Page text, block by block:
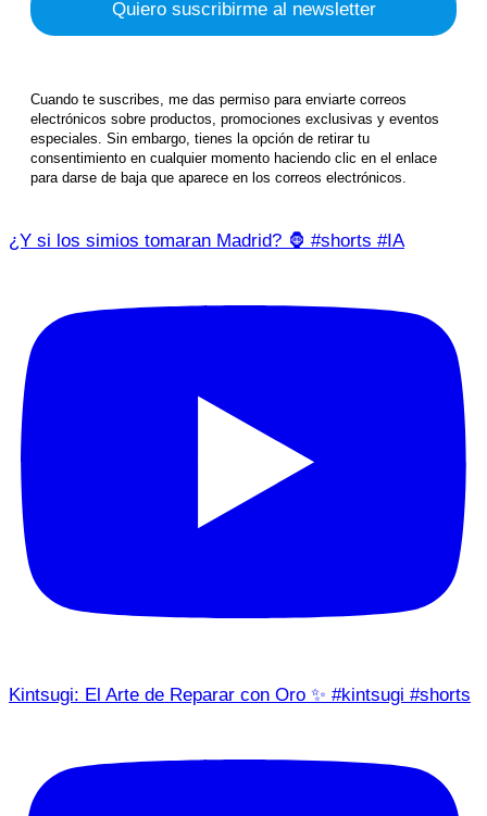
Cuando te suscribes, me das permiso para enviarte correos
electrónicos sobre productos, promociones exclusivas y eventos
especiales. Sin embargo, tienes la opción de retirar tu
consentimiento en cualquier momento haciendo clic en el enlace
para darse de baja que aparece en los correos electrónicos.
¿Y si los simios tomaran Madrid? 🦍 #shorts #IA
Kintsugi: El Arte de Reparar con Oro ✨ #kintsugi #shorts